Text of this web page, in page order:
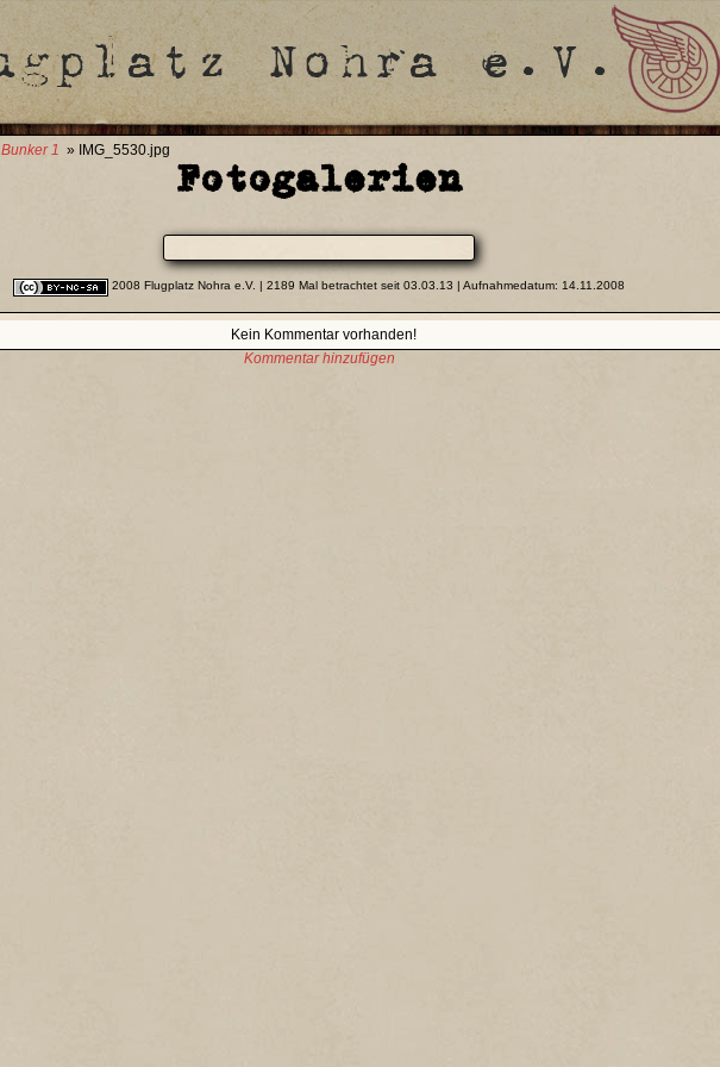
Bunker 1 » IMG_5530.jpg
Fotogalerien
2008 Flugplatz Nohra e.V. | 2189 Mal betrachtet seit 03.03.13 | Aufnahmedatum: 14.11.2008
Kein Kommentar vorhanden!
Kommentar hinzufügen